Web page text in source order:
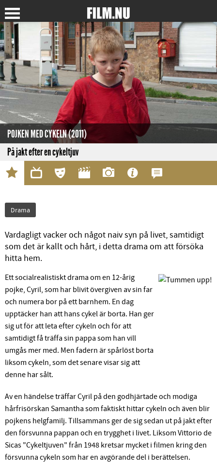
POJKEN MED CYKELN (2011)
På jakt efter en cykeltjuv
Drama
Vardagligt vacker och något naiv syn på livet, samtidigt
som det är kallt och hårt, i detta drama om att försöka
hitta hem.
Ett socialrealistiskt drama om en 12-årig
pojke, Cyril, som har blivit övergiven av sin far
och numera bor på ett barnhem. En dag
upptäcker han att hans cykel är borta. Han ger
sig ut för att leta efter cykeln och för att
samtidigt få träffa sin pappa som han vill
umgås mer med. Men fadern är spårlöst borta
liksom cykeln, som det senare visar sig att
denne har sålt.
Av en händelse träffar Cyril på den godhjärtade och modiga
hårfrisörskan Samantha som faktiskt hittar cykeln och även blir
pojkens helgfamilj. Tillsammans ger de sig sedan ut på jakt efter
den försvunna pappan och en trygghet i livet. Liksom Vittorio de
Sicas "Cykeltjuven" från 1948 kretsar mycket i filmen kring den
försvunna cykeln som har en avgörande del i berättelsen.